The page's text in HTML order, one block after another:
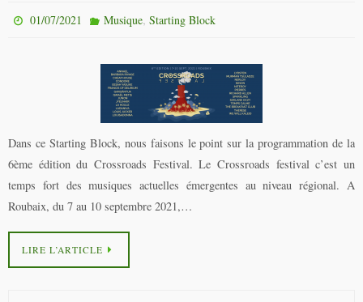
01/07/2021 Musique, Starting Block
Dans ce Starting Block, nous faisons le point sur la programmation de la
6ème édition du Crossroads Festival. Le Crossroads festival c’est un
temps fort des musiques actuelles émergentes au niveau régional. A
Roubaix, du 7 au 10 septembre 2021,…
LIRE L’ARTICLE